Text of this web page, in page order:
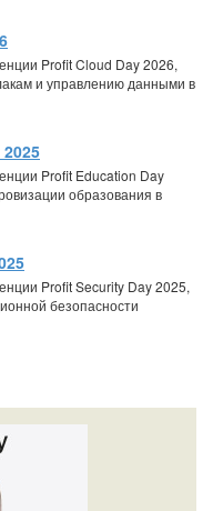
Profit Cloud Day 2026,
и управлению данными в
Profit Education Day
образования в
Profit Security Day 2025,
безопасности